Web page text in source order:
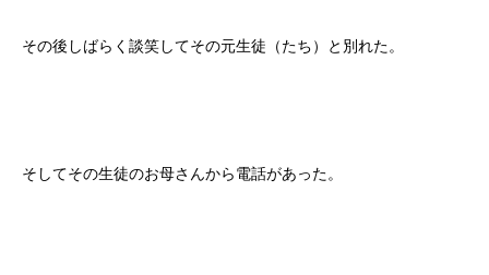
その後しばらく談笑してその元生徒（たち）と別れた。
そしてその生徒のお母さんから電話があった。